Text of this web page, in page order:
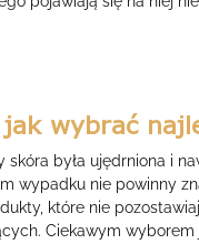
wybrać
była ujędrniona i
wypadku nie powinny
które nie
Ciekawym